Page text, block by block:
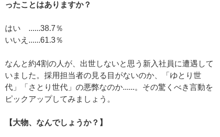
ったことはありますか？
はい ......38.7％
いいえ......61.3％
なんと約4割の人が、出世しないと思う新入社員に遭遇して
いました。採用担当者の見る目がないのか、「ゆとり世
代」「さとり世代」の悪弊なのか......。その驚くべき言動を
ピックアップしてみましょう。
【大物、なんでしょうか？】